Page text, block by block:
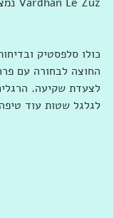
כולו סלפסטיק
החוצה לבחורה עם
לצעדת שקיעה.
לגלגל שטות עוד טיפה